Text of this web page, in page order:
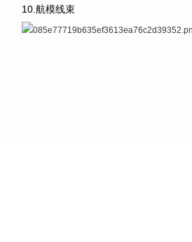
10.航模线束